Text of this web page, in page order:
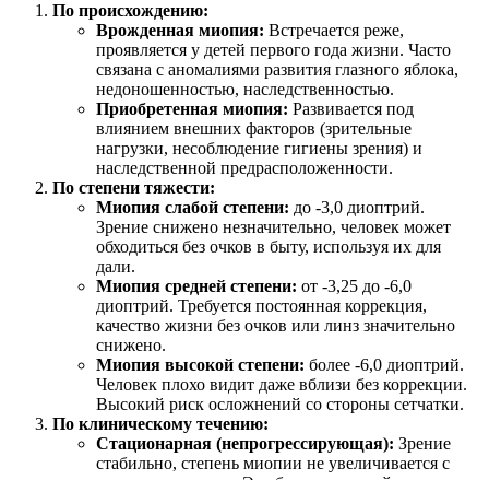
По происхождению:
Врожденная миопия: Встречается реже,
проявляется у детей первого года жизни. Часто
связана с аномалиями развития глазного яблока,
недоношенностью, наследственностью.
Приобретенная миопия: Развивается под
влиянием внешних факторов (зрительные
нагрузки, несоблюдение гигиены зрения) и
наследственной предрасположенности.
По степени тяжести:
Миопия слабой степени: до -3,0 диоптрий.
Зрение снижено незначительно, человек может
обходиться без очков в быту, используя их для
дали.
Миопия средней степени: от -3,25 до -6,0
диоптрий. Требуется постоянная коррекция,
качество жизни без очков или линз значительно
снижено.
Миопия высокой степени: более -6,0 диоптрий.
Человек плохо видит даже вблизи без коррекции.
Высокий риск осложнений со стороны сетчатки.
По клиническому течению:
Стационарная (непрогрессирующая): Зрение
стабильно, степень миопии не увеличивается с